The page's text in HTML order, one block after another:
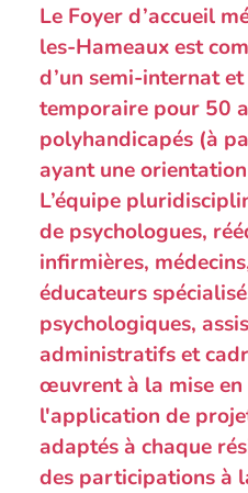
Le Foyer d’accueil
les-Hameaux est
d’un semi-internat et
temporaire pour 50
polyhandicapés (à
ayant une
L’équipe
de psychologues,
infirmières,
éducateurs
psychologiques,
administratifs et
œuvrent à la mise en
l'application de
adaptés à chaque
des participations à